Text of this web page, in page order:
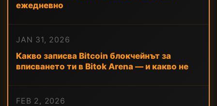
ежедневно
JAN 31, 2026
Какво записва Bitcoin блокчейнът за
вписването ти в Bitok Arena — и какво не
FEB 2, 2026